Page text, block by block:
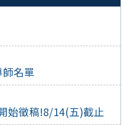
師名單
始徵稿!8/14(五)截止